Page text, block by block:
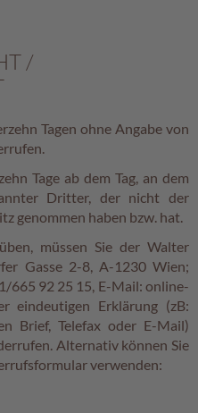
/
Tagen ohne Angabe von
Tage ab dem Tag, an dem
Dritter, der nicht der
genommen haben bzw. hat.
müssen Sie der Walter
Gasse 2-8, A-1230 Wien;
665 92 25 15, E-Mail: online-
eindeutigen Erklärung (zB:
Brief, Telefax oder E-Mail)
Alternativ können Sie
verwenden: